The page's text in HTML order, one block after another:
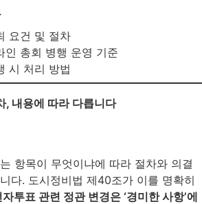
요건 및 절차
인 총회 병행 운영 기준
시 처리 방법
, 내용에 따라 다릅니다
항목이 무엇이냐에 따라 절차와 의결
다. 도시정비법 제40조가 이를 명확히
자투표 관련 정관 변경은 ‘경미한 사항’에